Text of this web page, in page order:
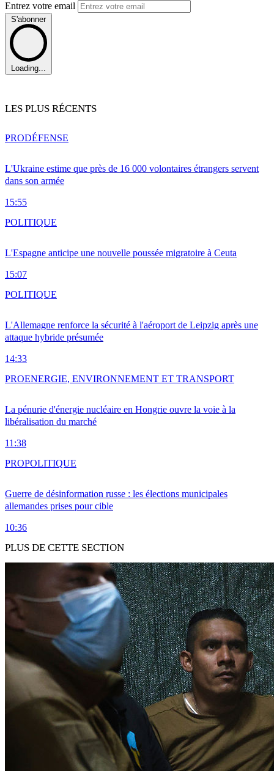
Entrez votre email
S'abonner
Loading...
LES PLUS RÉCENTS
L'Ukraine estime que près de 16 000 volontaires étrangers servent
dans son armée
15:55
PRODÉFENSE
L'Espagne anticipe une nouvelle poussée migratoire à Ceuta
15:07
POLITIQUE
L'Allemagne renforce la sécurité à l'aéroport de Leipzig après une
attaque hybride présumée
14:33
POLITIQUE
La pénurie d'énergie nucléaire en Hongrie ouvre la voie à la
libéralisation du marché
11:38
PROENERGIE, ENVIRONNEMENT ET TRANSPORT
Guerre de désinformation russe : les élections municipales
allemandes prises pour cible
10:36
PROPOLITIQUE
PLUS DE CETTE SECTION